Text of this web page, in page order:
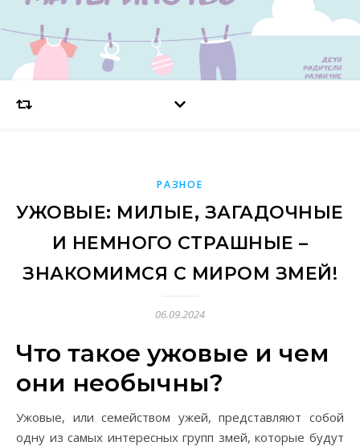
РАЗНОЕ
УЖОВЫЕ: МИЛЫЕ, ЗАГАДОЧНЫЕ
И НЕМНОГО СТРАШНЫЕ –
ЗНАКОМИМСЯ С МИРОМ ЗМЕЙ!
06.09.2024
Что такое ужовые и чем
они необычны?
Ужовые, или семейством ужей, представляют собой
одну из самых интересных групп змей, которые будут